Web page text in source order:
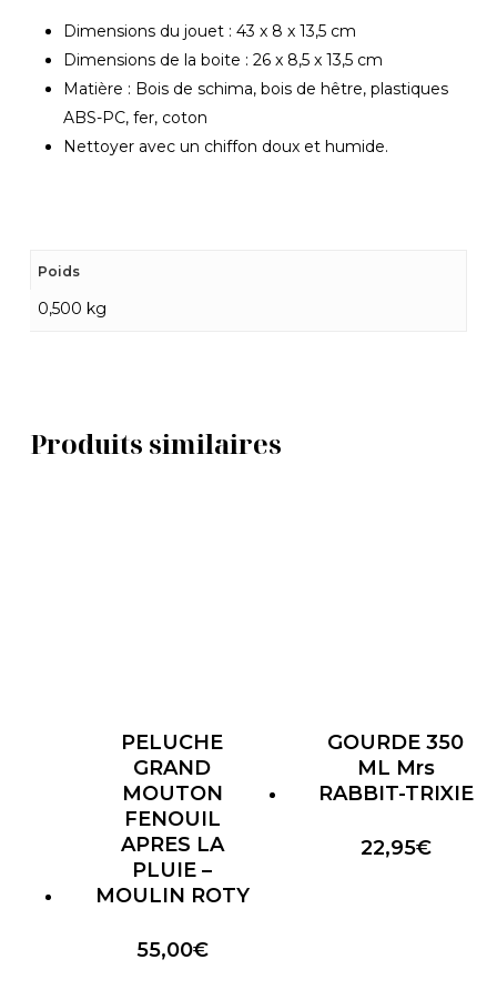
Dimensions du jouet : 43 x 8 x 13,5 cm
Dimensions de la boite : 26 x 8,5 x 13,5 cm
Matière : Bois de schima, bois de hêtre, plastiques
ABS-PC, fer, coton
Nettoyer avec un chiffon doux et humide.
Poids
0,500 kg
Produits similaires
PELUCHE
GRAND
MOUTON
FENOUIL
APRES LA
PLUIE –
MOULIN ROTY
55,00€
GOURDE 350
ML Mrs
RABBIT-TRIXIE
22,95€